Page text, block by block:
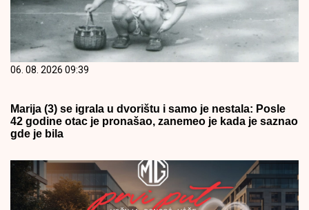
06. 08. 2026 09:39
Marija (3) se igrala u dvorištu i samo je nestala: Posle
42 godine otac je pronašao, zanemeo je kada je saznao
gde je bila